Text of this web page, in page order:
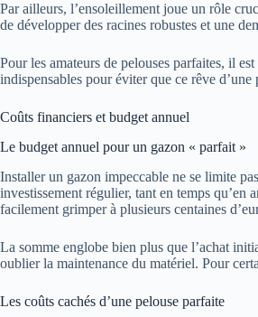
Par ailleurs, l’ensoleillement joue un rôle
de développer des racines robustes et une
Pour les amateurs de pelouses parfaites, il
indispensables pour éviter que ce rêve
Coûts financiers et budget annuel
Le budget annuel pour un gazon « parfait »
Installer un gazon impeccable ne se limite
investissement régulier, tant en temps
facilement grimper à plusieurs centaines
La somme englobe bien plus que l’achat
oublier la maintenance du matériel. Pour
Les coûts cachés d’une pelouse parfaite